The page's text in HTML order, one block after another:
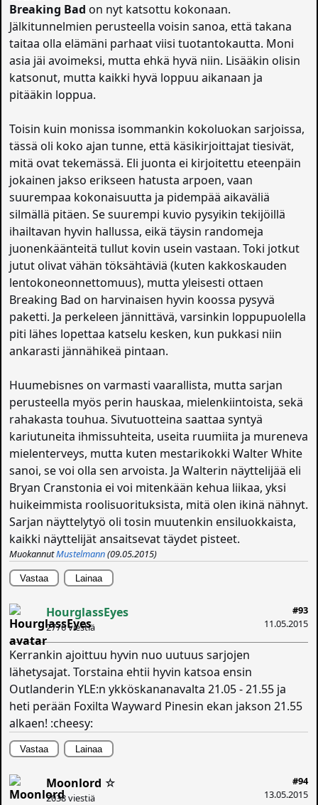
Breaking Bad on nyt katsottu kokonaan.
Jälkitunnelmien perusteella voisin sanoa, että takana
taitaa olla elämäni parhaat viisi tuotantokautta. Moni
asia jäi avoimeksi, mutta ehkä hyvä niin. Lisääkin olisin
katsonut, mutta kaikki hyvä loppuu aikanaan ja
pitääkin loppua.
Toisin kuin monissa isommankin kokoluokan sarjoissa,
tässä oli koko ajan tunne, että käsikirjoittajat tiesivät,
mitä ovat tekemässä. Eli juonta ei kirjoitettu eteenpäin
jokainen jakso erikseen hatusta arpoen, vaan
suurempaa kokonaisuutta ja pidempää aikaväliä
silmällä pitäen. Se suurempi kuvio pysyikin tekijöillä
ihailtavan hyvin hallussa, eikä täysin randomeja
juonenkäänteitä tullut kovin usein vastaan. Toki jotkut
jutut olivat vähän töksähtäviä (kuten kakkoskauden
lentokoneonnettomuus), mutta yleisesti ottaen
Breaking Bad on harvinaisen hyvin koossa pysyvä
paketti. Ja perkeleen jännittävä, varsinkin loppupuolella
piti lähes lopettaa katselu kesken, kun pukkasi niin
ankarasti jännähikeä pintaan.
Huumebisnes on varmasti vaarallista, mutta sarjan
perusteella myös perin hauskaa, mielenkiintoista, sekä
rahakasta touhua. Sivutuotteina saattaa syntyä
kariutuneita ihmissuhteita, useita ruumiita ja mureneva
mielenterveys, mutta kuten mestarikokki Walter White
sanoi, se voi olla sen arvoista. Ja Walterin näyttelijää eli
Bryan Cranstonia ei voi mitenkään kehua liikaa, yksi
huikeimmista roolisuorituksista, mitä olen ikinä nähnyt.
Sarjan näyttelytyö oli tosin muutenkin ensiluokkaista,
kaikki näyttelijät ansaitsevat täydet pisteet.
MuokannutMustelmann(09.05.2015)
Vastaa Lainaa
#93
11.05.2015
HourglassEyes
2776 viestiä
Kerrankin ajoittuu hyvin nuo uutuus sarjojen
lähetysajat. Torstaina ehtii hyvin katsoa ensin
Outlanderin YLE:n ykköskananavalta 21.05 - 21.55 ja
heti perään Foxilta Wayward Pinesin ekan jakson 21.55
alkaen! :cheesy:
Vastaa Lainaa
#94
13.05.2015
Moonlord ☆
2038 viestiä